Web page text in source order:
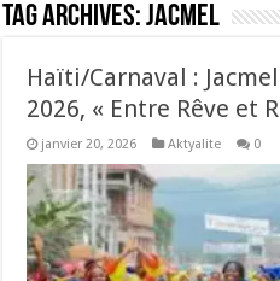
Tag Archives:jacmel
Haïti/Carnaval :
2026, « Entre Rêve et
janvier 20, 2026 Aktyalite 0